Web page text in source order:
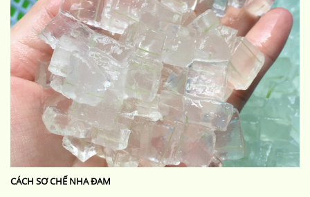
CÁCH SƠ CHẾ NHA ĐAM